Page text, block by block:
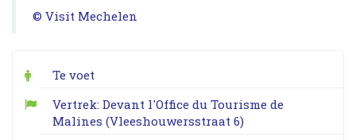
© Visit Mechelen
Te voet
Vertrek: Devant l'Office du Tourisme de
Malines (Vleeshouwersstraat 6)